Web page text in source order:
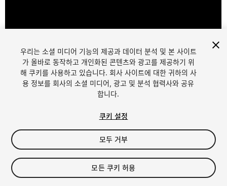
1/7
$9.99
세금/부가세는 결제 시 반영됩니다.
우리는 소셜 미디어 기능의 제공과 데이터 분석 및 본 사이트
가 올바로 동작하고 개인화된 콘텐츠와 광고를 제공하기 위
해 쿠키를 사용하고 있습니다. 회사 사이트에 대한 귀하의 사
용 정보를 회사의 소셜 미디어, 광고 및 분석 협력사와 공유
합니다.
쿠키 설정
모두 거부
모든 쿠키 허용